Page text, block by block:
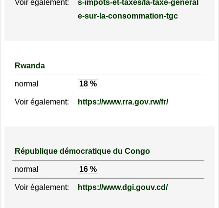
Voir également:
s-impots-et-taxes/la-taxe-general
e-sur-la-consommation-tgc
Rwanda
normal 18 %
Voir également: https://www.rra.gov.rw/fr/
République démocratique du Congo
normal 16 %
Voir également: https://www.dgi.gouv.cd/